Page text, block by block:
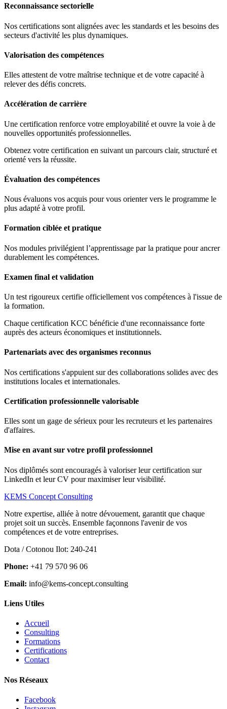
Reconnaissance sectorielle
Nos certifications sont alignées avec les standards et les besoins des
secteurs d'activité les plus dynamiques.
Valorisation des compétences
Elles attestent de votre maîtrise technique et de votre capacité à
relever des défis concrets.
Accélération de carrière
Une certification renforce votre employabilité et ouvre la voie à de
nouvelles opportunités professionnelles.
Obtenez votre certification en suivant un parcours clair, structuré et
orienté vers la réussite.
Évaluation des compétences
Nous évaluons vos acquis pour vous orienter vers le programme le
plus adapté à votre profil.
Formation ciblée et pratique
Nos modules privilégient l’apprentissage par la pratique pour ancrer
durablement les compétences.
Examen final et validation
Un test rigoureux certifie officiellement vos compétences à l'issue de
la formation.
Chaque certification KCC bénéficie d'une reconnaissance forte
auprès des acteurs économiques et institutionnels.
Partenariats avec des organismes reconnus
Nos certifications s'appuient sur des collaborations solides avec des
institutions locales et internationales.
Certification professionnelle valorisable
Elles sont un gage de sérieux pour les recruteurs et les partenaires
d'affaires.
Mise en avant sur votre profil professionnel
Nos diplômés sont encouragés à valoriser leur certification sur
LinkedIn et leur CV pour maximiser leur visibilité.
KEMS Concept Consulting
Notre expertise, alliée à notre dévouement, garantit que chaque
projet soit un succès. Ensemble façonnons l'avenir de vos
compétences et de votre entreprises.
Dota / Cotonou Ilot: 240-241
Phone: +41 79 570 96 06
Email: info@kems-concept.consulting
Liens Utiles
Accueil
Consulting
Formations
Certifications
Contact
Nos Réseaux
Facebook